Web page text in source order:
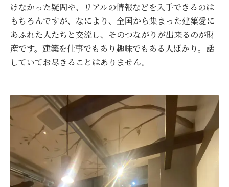
けなかった疑問や、リアルの情報などを入手できるのは
もちろんですが、なにより、全国から集まった建築愛に
あふれた人たちと交流し、そのつながりが出来るのが財
産です。建築を仕事でもあり趣味でもある人ばかり。話
していてお尽きることはありません。